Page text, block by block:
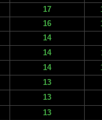
17
16
14
14
14
13
13
13